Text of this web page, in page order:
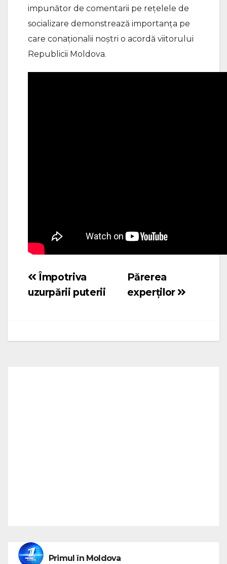
impunător de comentarii pe rețelele de
socializare demonstrează importanța pe
care conaționalii noștri o acordă viitorului
Republicii Moldova.
Navigare
în
Părerea
experților
Împotriva
uzurpării puterii
Primul în Moldova